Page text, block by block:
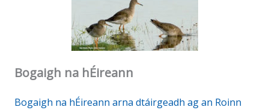
Bogaigh na hÉireann
Bogaigh na hÉireann arna dtáirgeadh ag an Roinn